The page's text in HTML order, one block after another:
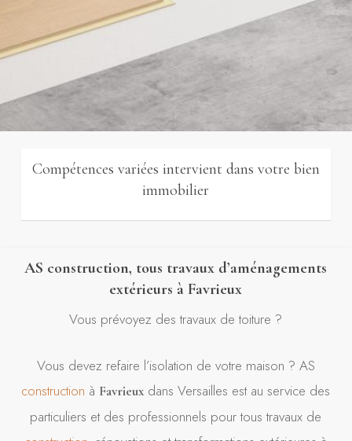
Compétences variées intervient dans votre bien
immobilier
AS construction, tous travaux d’aménagements
extérieurs à Favrieux
Vous prévoyez des travaux de toiture ?
Vous devez refaire l’isolation de votre maison ? AS
construction à Favrieux dans Versailles est au service des
particuliers et des professionnels pour tous travaux de